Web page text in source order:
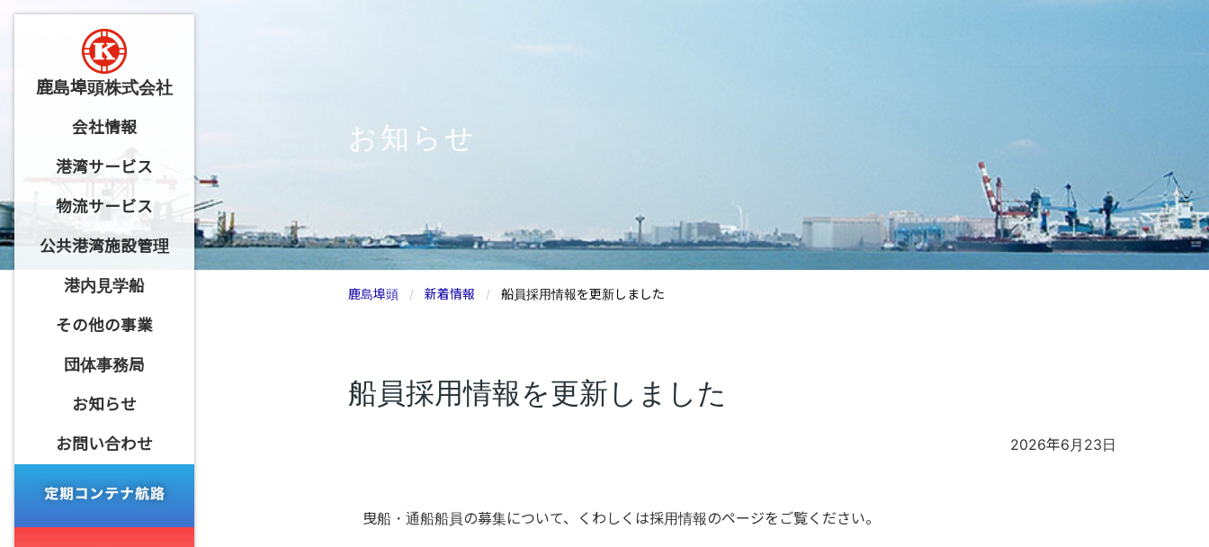
鹿島埠頭株式会社
会社情報
港湾サービス
物流サービス
公共港湾施設管理
港内見学船
その他の事業
団体事務局
お知らせ
お問い合わせ
お知らせ
鹿島埠頭 新着情報 船員採用情報を更新しました
船員採用情報を更新しました
2026年6月23日
曳船・通船船員の募集について、くわしくは採用情報のページをご覧ください。